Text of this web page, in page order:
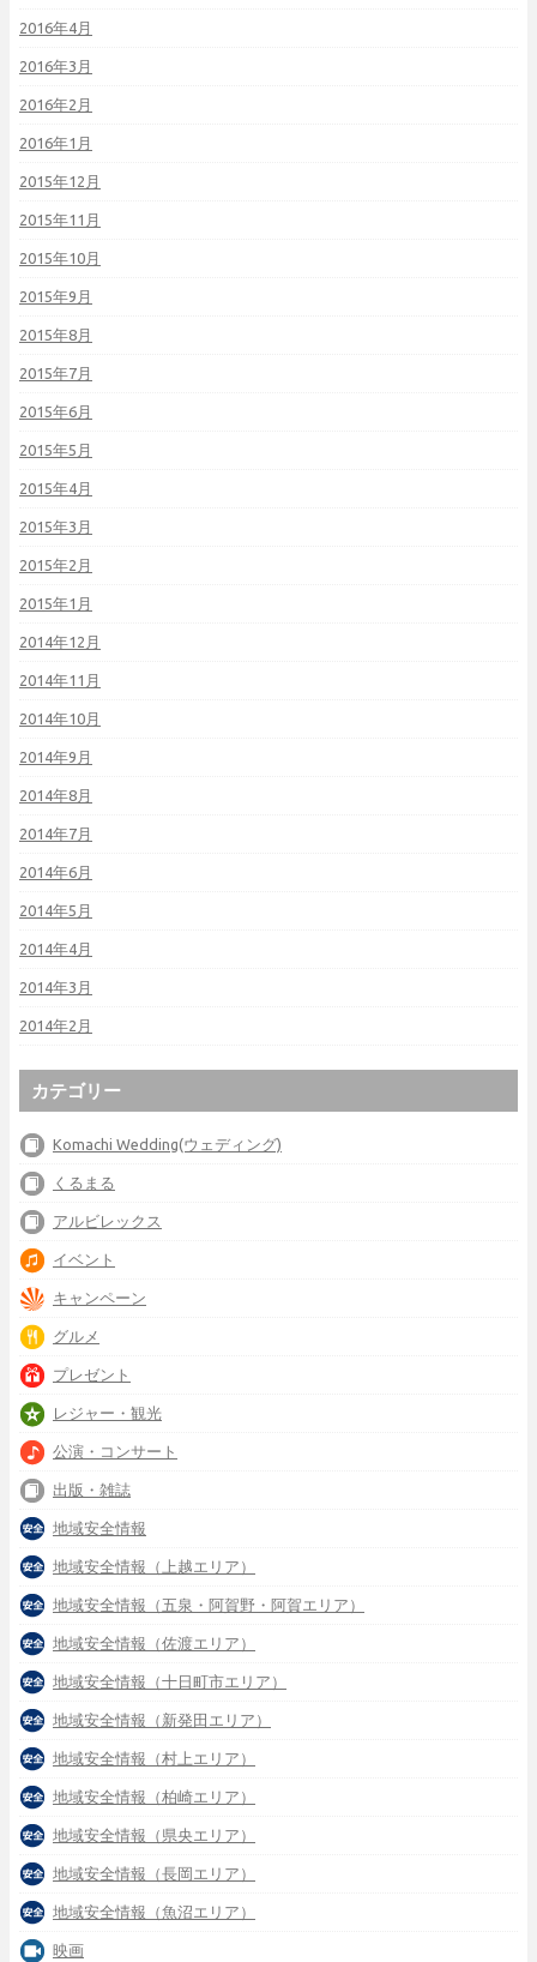
2016年4月
2016年3月
2016年2月
2016年1月
2015年12月
2015年11月
2015年10月
2015年9月
2015年8月
2015年7月
2015年6月
2015年5月
2015年4月
2015年3月
2015年2月
2015年1月
2014年12月
2014年11月
2014年10月
2014年9月
2014年8月
2014年7月
2014年6月
2014年5月
2014年4月
2014年3月
2014年2月
カテゴリー
Komachi Wedding(ウェディング)
くるまる
アルビレックス
イベント
キャンペーン
グルメ
プレゼント
レジャー・観光
公演・コンサート
出版・雑誌
地域安全情報
地域安全情報（上越エリア）
地域安全情報（五泉・阿賀野・阿賀エリア）
地域安全情報（佐渡エリア）
地域安全情報（十日町市エリア）
地域安全情報（新発田エリア）
地域安全情報（村上エリア）
地域安全情報（柏崎エリア）
地域安全情報（県央エリア）
地域安全情報（長岡エリア）
地域安全情報（魚沼エリア）
映画